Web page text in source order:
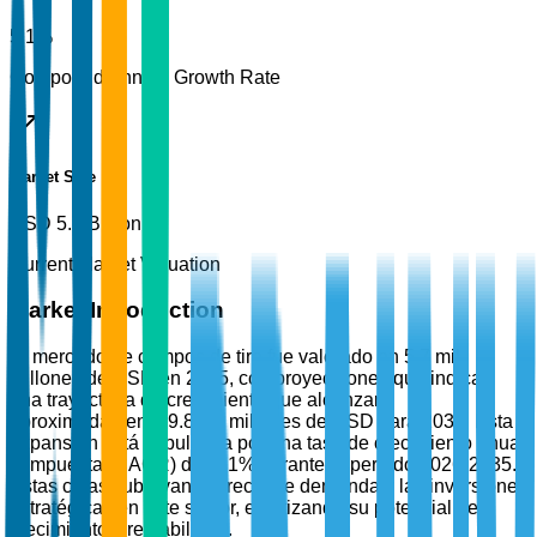
5.1%
Compound Annual Growth Rate
Market Size
USD 5.7 Billion
Current Market Valuation
Market Introduction
El mercado de campos de tiro fue valorado en 5.7 mil
millones de USD en 2025, con proyecciones que indican
una trayectoria de crecimiento que alcanzará
aproximadamente 9.8 mil millones de USD para 2035. Esta
expansión está impulsada por una tasa de crecimiento anual
compuesta (CAGR) del 5.1% durante el período 2026-2035.
Estas cifras subrayan la creciente demanda y las inversiones
estratégicas en este sector, enfatizando su potencial de
crecimiento y rentabilidad.